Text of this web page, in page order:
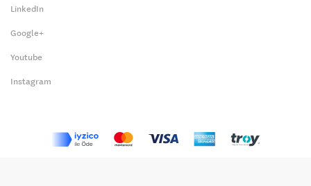
LinkedIn
Google+
Youtube
Instagram